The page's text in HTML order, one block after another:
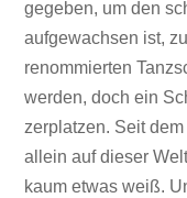
gegeben, um den
aufgewachsen ist,
renommierten
werden, doch ein
zerplatzen. Seit
allein auf dieser
kaum etwas weiß.